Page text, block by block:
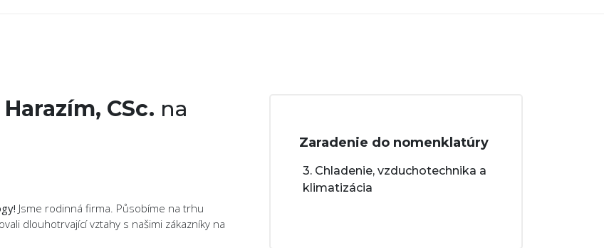
CSc. na
Jsme rodinná firma. Působíme na trhu
dlouhotrvající vztahy s našimi zákazníky na
Zaradenie do nomenklatúry
3. Chladenie, vzduchotechnika a
klimatizácia